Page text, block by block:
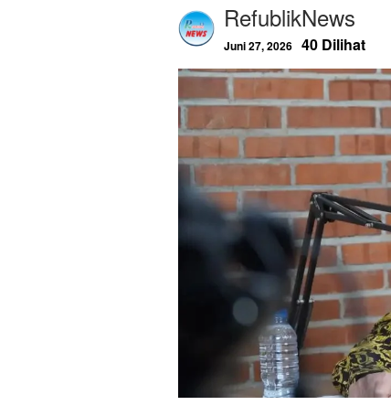
RefublikNews
Juni 27, 2026 40 Dilihat